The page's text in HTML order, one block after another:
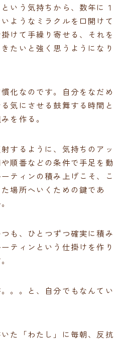
いう気持ちから、数年に１
ようなミラクルを口開けて
けて手繰り寄せる、それを
たいと強く思うようになり
化なのです。自分をなだめ
気にさせる鼓舞する時間と
を作る。
するように、気持ちのアッ
順番などの条件で手足を動
ティンの積み上げこそ、こ
場所へいくための鍵であ
も、ひとつずつ確実に積み
ティンという仕掛けを作り
。。と、自分でもなんてい
た「わたし」に毎朝、反抗